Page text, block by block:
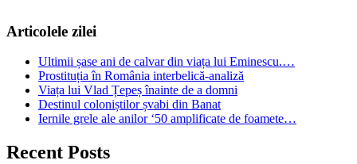
Articolele zilei
Ultimii șase ani de calvar din viața lui Eminescu.…
Prostituția în România interbelică-analiză
Viața lui Vlad Țepeș înainte de a domni
Destinul coloniștilor șvabi din Banat
Iernile grele ale anilor ‘50 amplificate de foamete…
Recent Posts